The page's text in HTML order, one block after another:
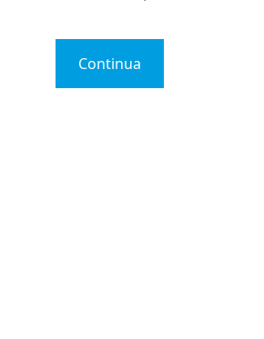
Continua